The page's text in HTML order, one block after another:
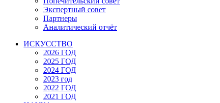
Экспертный совет
Партнеры
Аналитический отчёт
ИСКУССТВО
2026 ГОД
2025 ГОД
2024 ГОД
2023 год
2022 ГОД
2021 ГОД